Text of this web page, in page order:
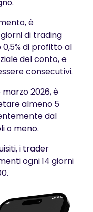
è
di trading
di profitto al
del conto, e
consecutivi.
2026, è
almeno 5
dal
o meno.
i trader
ogni 14 giorni